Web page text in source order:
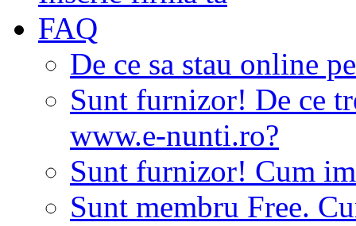
FAQ
De ce sa stau online
Sunt furnizor! De ce
www.e-nunti.ro?
Sunt furnizor! Cum
Sunt membru Free.